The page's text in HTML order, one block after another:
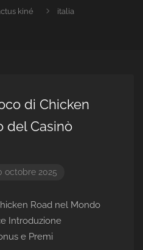
kiné italia
di Chicken
del Casinò
octobre 2025
Road nel Mondo
Introduzione
e Premi